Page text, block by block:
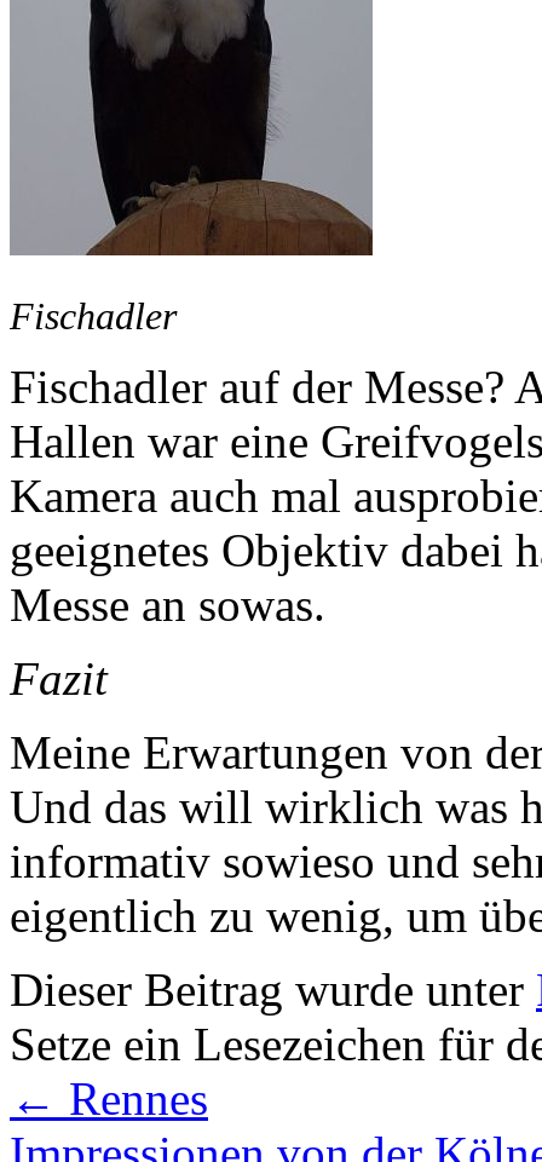
Fischadler
Fischadler auf der Messe?
Hallen war eine
Kamera auch mal
geeignetes Objektiv dabei
Messe an sowas.
Fazit
Meine Erwartungen von
Und das will wirklich was
informativ sowieso und
eigentlich zu wenig, um
Dieser Beitrag wurde unter
Setze ein Lesezeichen für
← Rennes